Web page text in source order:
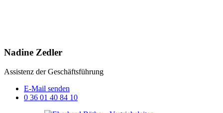
Nadine Zedler
Assistenz der Geschäftsführung
E-Mail senden
0 36 01 40 84 10